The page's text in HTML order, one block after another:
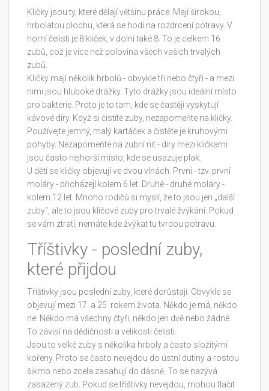
Kličky jsou ty, které dělají většinu práce. Mají širokou,
hrbolatou plochu, která se hodí na rozdrcení potravy. V
horní čelisti je 8 kliček, v dolní také 8. To je celkem 16
zubů, což je více než polovina všech vašich trvalých
zubů.
Kličky mají několik hrbolů - obvykle tři nebo čtyři - a mezi
nimi jsou hluboké drážky. Tyto drážky jsou ideální místo
pro bakterie. Proto je to tam, kde se častěji vyskytují
kávové díry. Když si čistíte zuby, nezapomeňte na kličky.
Používejte jemný, malý kartáček a čistěte je kruhovými
pohyby. Nezapomeňte na zubní nit - díry mezi kličkami
jsou často nejhorší místo, kde se usazuje plak.
U dětí se kličky objevují ve dvou vlnách. První - tzv. první
moláry - přicházejí kolem 6 let. Druhé - druhé moláry -
kolem 12 let. Mnoho rodičů si myslí, že to jsou jen „další
zuby“, ale to jsou klíčové zuby pro trvalé žvýkání. Pokud
se vám ztratí, nemáte kde žvýkat tu tvrdou potravu.
Tříštivky - poslední zuby,
které přijdou
Tříštivky jsou poslední zuby, které dorůstají. Obvykle se
objevují mezi 17. a 25. rokem života. Někdo je má, někdo
ne. Někdo má všechny čtyři, někdo jen dvě nebo žádné.
To závisí na dědičnosti a velikosti čelisti.
Jsou to velké zuby s několika hrboly a často složitými
kořeny. Proto se často nevejdou do ústní dutiny a rostou
šikmo nebo zcela zasahují do dásně. To se nazývá
zasazený zub. Pokud se tříštivky nevejdou, mohou tlačit